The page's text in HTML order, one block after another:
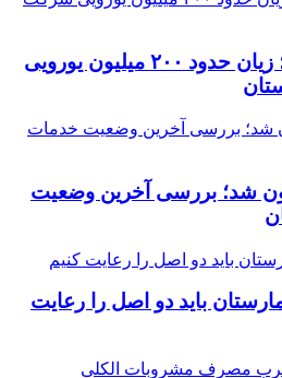
پیامدهای تجاوز به ایران؛ زیان حدود ۲۰۰ میلیون یورویی
شد؛ بررسی آخرین وضعیت
باید دو اصل را رعایت